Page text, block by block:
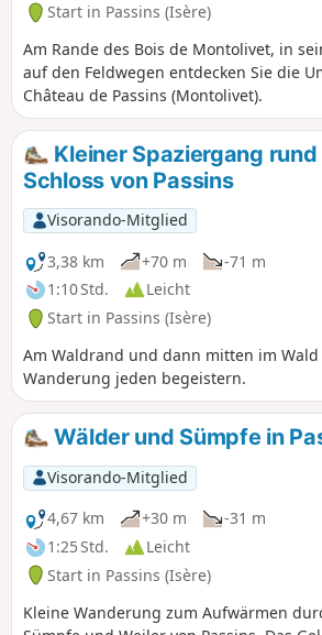
Start in Passins (Isère)
Am Rande des Bois de Montolivet, in
auf den Feldwegen entdecken Sie die
Château de Passins (Montolivet).
Kleiner Spaziergang
Schloss von Passins
Visorando-Mitglied
3,38 km
+70 m
-71 m
1:10 Std.
Leicht
Start in Passins (Isère)
Am Waldrand und dann mitten im
Wanderung jeden begeistern.
Wälder und Sümpfe in
Visorando-Mitglied
4,67 km
+30 m
-31 m
1:25 Std.
Leicht
Start in Passins (Isère)
Kleine Wanderung zum Aufwärmen